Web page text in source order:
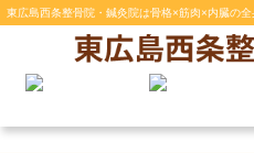
東広島西条整骨院・鍼灸院は骨格×筋肉×内臓の